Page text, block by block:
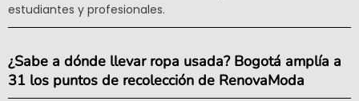
estudiantes y profesionales.
¿Sabe a dónde llevar ropa usada? Bogotá amplía a
31 los puntos de recolección de RenovaModa